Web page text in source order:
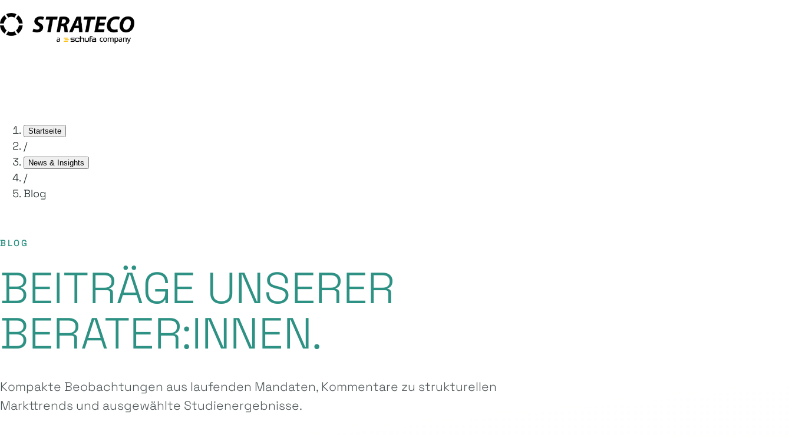
Startseite
/
News & Insights
/
Blog
BLOG
BEITRÄGE UNSERER
BERATER:INNEN.
Kompakte Beobachtungen aus laufenden Mandaten, Kommentare zu strukturellen
Markttrends und ausgewählte Studien­ergebnisse.